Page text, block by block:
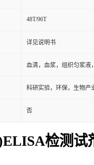
6个月
人，小鼠，大鼠，猪牛羊
参考说明书
150
48T/96T
详见说明书